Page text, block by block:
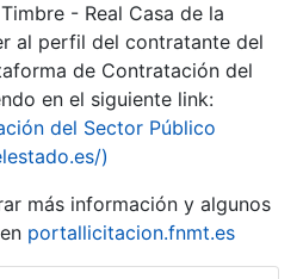
- Real Casa de la
al perfil del contratante del
de Contratación del
en el siguiente link:
del Sector Público
)
más información y algunos
portallicitacion.fnmt.es